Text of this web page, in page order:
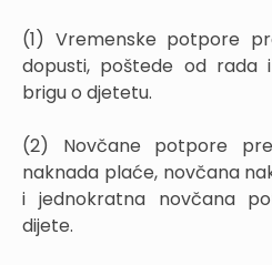
(1) Vremenske potpore
dopusti, poštede od rada
brigu o djetetu.
(2) Novčane potpore
naknada plaće, novčana
i jednokratna novčana
dijete.